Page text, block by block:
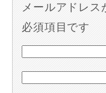
メールアドレ
必須項目です